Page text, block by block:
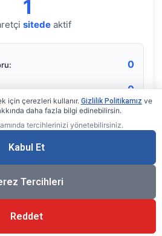
1
sitede aktif
0
0
Gerçek zamanlı sayaç
için çerezleri kullanır. Gizlilik Politikamız ve
daha fazla bilgi edinebilirsin.
tercihlerinizi yönetebilirsiniz.
Kabul Et
Tercihleri
Reddet